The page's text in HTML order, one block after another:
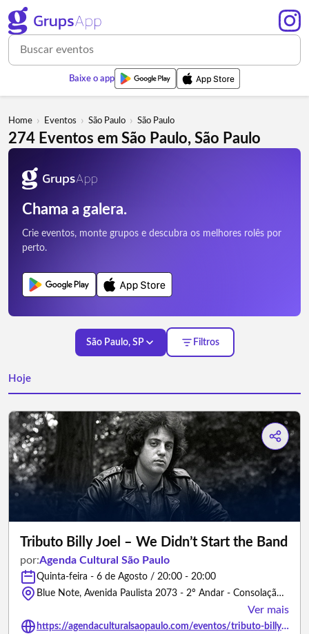
Baixe o app
Home › Eventos › São Paulo › São Paulo
274 Eventos em São Paulo, São Paulo
Chama a galera.
Crie eventos, monte grupos e descubra os melhores rolês por
perto.
São Paulo, SP Filtros
Hoje
Tributo Billy Joel – We Didn’t Start the Band
por:Agenda Cultural São Paulo
Quinta-feira - 6 de Agosto / 20:00 - 20:00
Blue Note, Avenida Paulista 2073 - 2º Andar - Consolação, São Paulo, SP 01311-300 Brasil - São Paulo/São Paulo
Ver mais
https://agendaculturalsaopaulo.com/eventos/tributo-billy-joel-we-didnt-start-the-band/